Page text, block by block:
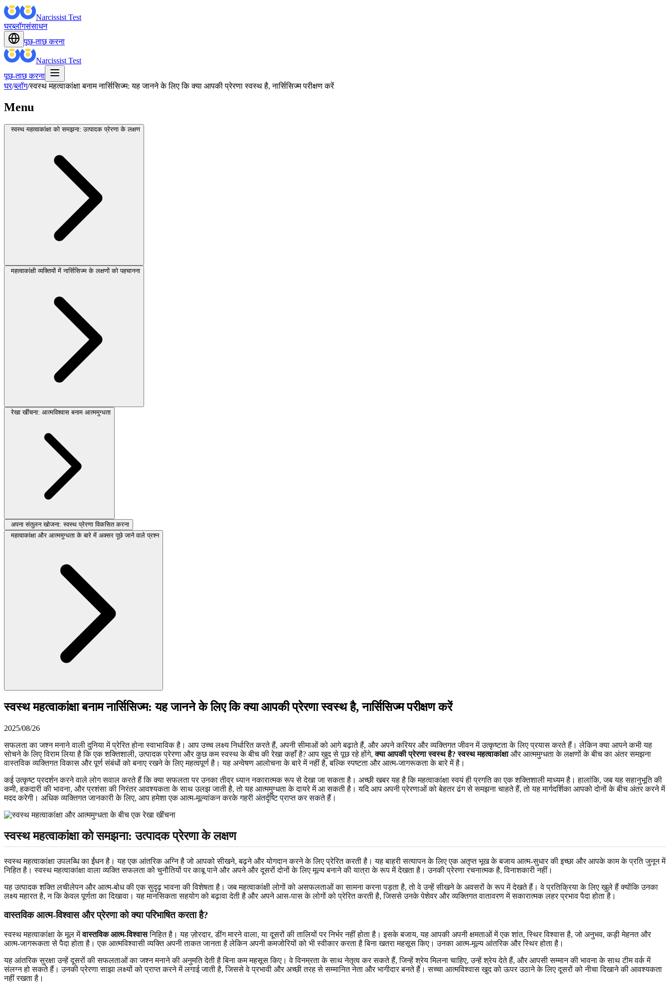
Narcissist Test
घरब्लॉगसंसाधन
पूछ-ताछ करना
Narcissist Test
पूछ-ताछ करना
घर/ब्लॉग/स्वस्थ महत्वाकांक्षा बनाम नार्सिसिज्म: यह जानने के लिए कि क्या आपकी प्रेरणा स्वस्थ है, नार्सिसिज्म परीक्षण करें
Menu
स्वस्थ महत्वाकांक्षा को समझना: उत्पादक प्रेरणा के लक्षण
महत्वाकांक्षी व्यक्तियों में नार्सिसिज्म के लक्षणों को पहचानना
रेखा खींचना: आत्मविश्वास बनाम आत्ममुग्धता
अपना संतुलन खोजना: स्वस्थ प्रेरणा विकसित करना
महत्वाकांक्षा और आत्ममुग्धता के बारे में अक्सर पूछे जाने वाले प्रश्न
स्वस्थ महत्वाकांक्षा बनाम नार्सिसिज्म: यह जानने के लिए कि क्या आपकी प्रेरणा स्वस्थ है, नार्सिसिज्म परीक्षण करें
2025/08/26
सफलता का जश्न मनाने वाली दुनिया में प्रेरित होना स्वाभाविक है। आप उच्च लक्ष्य निर्धारित करते हैं, अपनी सीमाओं को आगे बढ़ाते हैं, और अपने करियर और व्यक्तिगत जीवन में उत्कृष्टता के लिए प्रयास करते हैं। लेकिन क्या आपने कभी यह
सोचने के लिए विराम लिया है कि एक शक्तिशाली, उत्पादक प्रेरणा और कुछ कम स्वस्थ के बीच की रेखा कहाँ है? आप खुद से पूछ रहे होंगे,क्या आपकी प्रेरणा स्वस्थ है? स्वस्थ महत्वाकांक्षाऔर आत्ममुग्धता के लक्षणों के बीच का अंतर समझना
वास्तविक व्यक्तिगत विकास और पूर्ण संबंधों को बनाए रखने के लिए महत्वपूर्ण है। यह अन्वेषण आलोचना के बारे में नहीं है, बल्कि स्पष्टता और आत्म-जागरूकता के बारे में है।
कई उत्कृष्ट प्रदर्शन करने वाले लोग सवाल करते हैं कि क्या सफलता पर उनका तीव्र ध्यान नकारात्मक रूप से देखा जा सकता है। अच्छी खबर यह है कि महत्वाकांक्षा स्वयं ही प्रगति का एक शक्तिशाली माध्यम है। हालांकि, जब यह सहानुभूति की
कमी, हकदारी की भावना, और प्रशंसा की निरंतर आवश्यकता के साथ उलझ जाती है, तो यह आत्ममुग्धता के दायरे में आ सकती है। यदि आप अपनी प्रेरणाओं को बेहतर ढंग से समझना चाहते हैं, तो यह मार्गदर्शिका आपको दोनों के बीच अंतर करने में
मदद करेगी। अधिक व्यक्तिगत जानकारी के लिए, आप हमेशा एक आत्म-मूल्यांकन करकेगहरी अंतर्दृष्टि प्राप्त कर सकते हैं ।
स्वस्थ महत्वाकांक्षा को समझना: उत्पादक प्रेरणा के लक्षण
स्वस्थ महत्वाकांक्षा उपलब्धि का ईंधन है। यह एक आंतरिक अग्नि है जो आपको सीखने, बढ़ने और योगदान करने के लिए प्रेरित करती है। यह बाहरी सत्यापन के लिए एक अतृप्त भूख के बजाय आत्म-सुधार की इच्छा और आपके काम के प्रति जुनून में
निहित है। स्वस्थ महत्वाकांक्षा वाला व्यक्ति सफलता को चुनौतियों पर काबू पाने और अपने और दूसरों दोनों के लिए मूल्य बनाने की यात्रा के रूप में देखता है। उनकी प्रेरणा रचनात्मक है, विनाशकारी नहीं।
यह उत्पादक शक्ति लचीलेपन और आत्म-बोध की एक सुदृढ़ भावना की विशेषता है। जब महत्वाकांक्षी लोगों को असफलताओं का सामना करना पड़ता है, तो वे उन्हें सीखने के अवसरों के रूप में देखते हैं। वे प्रतिक्रिया के लिए खुले हैं क्योंकि उनका
लक्ष्य महारत है, न कि केवल पूर्णता का दिखावा। यह मानसिकता सहयोग को बढ़ावा देती है और अपने आस-पास के लोगों को प्रेरित करती है, जिससे उनके पेशेवर और व्यक्तिगत वातावरण में सकारात्मक लहर प्रभाव पैदा होता है।
वास्तविक आत्म-विश्वास और प्रेरणा को क्या परिभाषित करता है?
स्वस्थ महत्वाकांक्षा के मूल मेंवास्तविक आत्म-विश्वासनिहित है। यह ज़ोरदार, डींग मारने वाला, या दूसरों की तालियों पर निर्भर नहीं होता है। इसके बजाय, यह आपकी अपनी क्षमताओं में एक शांत, स्थिर विश्वास है, जो अनुभव, कड़ी मेहनत और
आत्म-जागरूकता से पैदा होता है। एक आत्मविश्वासी व्यक्ति अपनी ताकत जानता है लेकिन अपनी कमजोरियों को भी स्वीकार करता है बिना खतरा महसूस किए। उनका आत्म-मूल्य आंतरिक और स्थिर होता है।
यह आंतरिक सुरक्षा उन्हें दूसरों की सफलताओं का जश्न मनाने की अनुमति देती है बिना कम महसूस किए। वे विनम्रता के साथ नेतृत्व कर सकते हैं, जिन्हें श्रेय मिलना चाहिए, उन्हें श्रेय देते हैं, और आपसी सम्मान की भावना के साथ टीम वर्क में
संलग्न हो सकते हैं। उनकी प्रेरणा साझा लक्ष्यों को प्राप्त करने में लगाई जाती है, जिससे वे प्रभावी और अच्छी तरह से सम्मानित नेता और भागीदार बनते हैं। सच्चा आत्मविश्वास खुद को ऊपर उठाने के लिए दूसरों को नीचा दिखाने की आवश्यकता
नहीं रखता है।